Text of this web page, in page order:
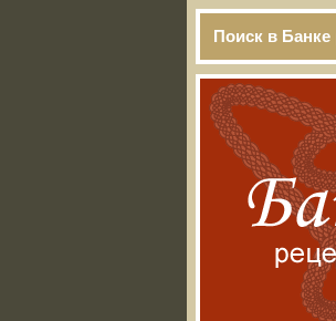
Поиск в Банке